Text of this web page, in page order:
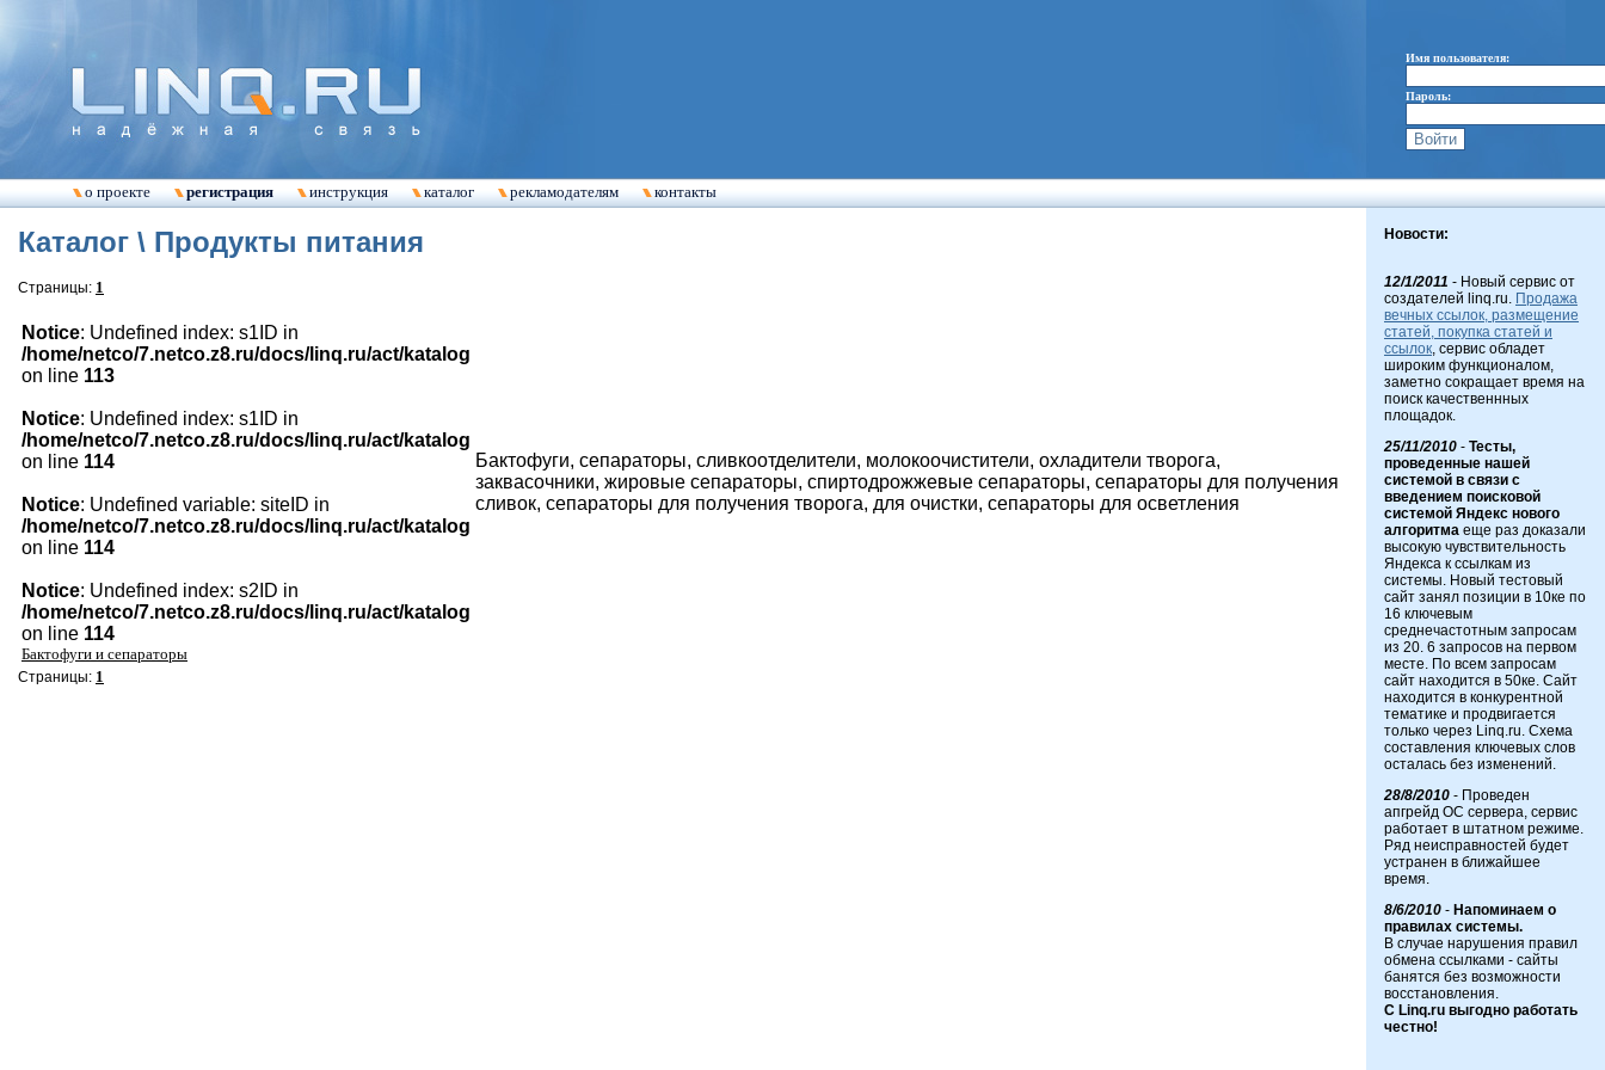
Имя пользователя:
Пароль:
о проекте регистрация инструкция каталог рекламодателям контакты
Каталог \ Продукты питания
Страницы: 1
Notice: Undefined index: s1ID in
/home/netco/7.netco.z8.ru/docs/linq.ru/act/katalog
on line 113
Notice: Undefined index: s1ID in
/home/netco/7.netco.z8.ru/docs/linq.ru/act/katalog
on line 114
Notice: Undefined variable: siteID in
/home/netco/7.netco.z8.ru/docs/linq.ru/act/katalog
on line 114
Notice: Undefined index: s2ID in
/home/netco/7.netco.z8.ru/docs/linq.ru/act/katalog
on line 114
Бактофуги и сепараторы
Бактофуги, сепараторы, сливкоотделители, молокоочистители, охладители творога,
заквасочники, жировые сепараторы, спиртодрожжевые сепараторы, сепараторы для получения
сливок, сепараторы для получения творога, для очистки, сепараторы для осветления
Страницы: 1
Новости:
12/1/2011 - Новый сервис от
создателей linq.ru. Продажа
вечных ссылок, размещение
статей, покупка статей и
ссылок, сервис обладет
широким функционалом,
заметно сокращает время на
поиск качественнных
площадок.
25/11/2010 - Тесты,
проведенные нашей
системой в связи с
введением поисковой
системой Яндекс нового
алгоритма еще раз доказали
высокую чувствительность
Яндекса к ссылкам из
системы. Новый тестовый
сайт занял позиции в 10ке по
16 ключевым
среднечастотным запросам
из 20. 6 запросов на первом
месте. По всем запросам
сайт находится в 50ке. Сайт
находится в конкурентной
тематике и продвигается
только через Linq.ru. Схема
составления ключевых слов
осталась без изменений.
28/8/2010 - Проведен
апгрейд ОС сервера, сервис
работает в штатном режиме.
Ряд неисправностей будет
устранен в ближайшее
время.
8/6/2010 - Напоминаем о
правилах системы.
В случае нарушения правил
обмена ссылками - сайты
банятся без возможности
восстановления.
С Linq.ru выгодно работать
честно!